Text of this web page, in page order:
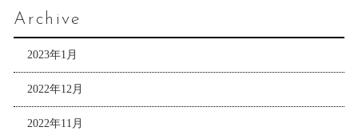
Archive
2023年1月
2022年12月
2022年11月